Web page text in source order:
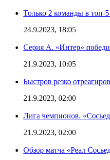
Только 2 команды в топ-
24.9.2023, 18:05
Серия А. «Интер»
21.9.2023, 10:05
Быстров резко
21.9.2023, 02:00
Лига чемпионов.
21.9.2023, 02:00
Обзор матча «Реал